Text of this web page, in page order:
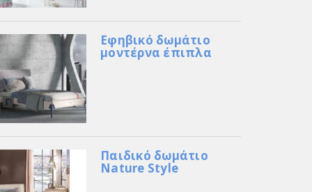
Εφηβικό δωμάτιο
μοντέρνα έπιπλα
Παιδικό δωμάτιο
Nature Style